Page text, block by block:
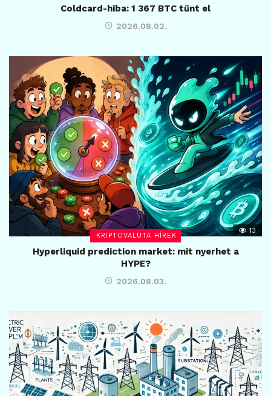
Coldcard-hiba: 1 367 BTC tűnt el
2026.08.02.
KRIPTOVALUTA HÍREK
13
Hyperliquid prediction market: mit nyerhet a
HYPE?
2026.08.03.